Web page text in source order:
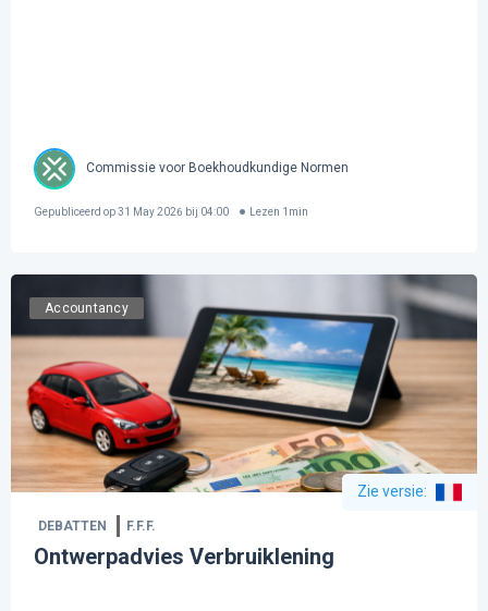
Commissie voor Boekhoudkundige Normen
Gepubliceerd op31 May 2026 bij 04:00 Lezen 1 min
Accountancy
Zie versie:
DEBATTEN F.F.F.
Ontwerpadvies Verbruiklening